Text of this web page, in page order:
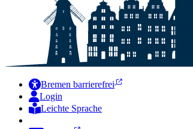
Bremen barrierefrei
Login
Leichte Sprache